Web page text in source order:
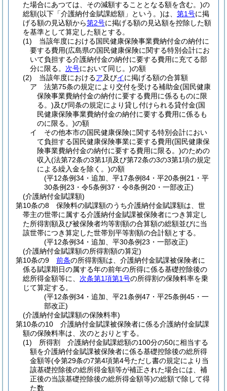
た場合にあつては、その減額することとなる額を含む。)の
総額(以下「介護納付金賦課総額」という。)は、 第1号に掲
げる額の見込額から第2号に掲げる額の見込額を控除した額
を基準として算定した額とする。
(1)
当該年度における国民健康保険事業費納付金の納付に
要する費用(広島県の国民健康保険に関する特別会計にお
いて負担する介護納付金の納付に要する費用に充てる部
分に限る。 次号において同じ。)の額
(2)
当該年度におけるア及びイに掲げる額の合算額
ア
法第75条の規定により交付を受ける補助金(国民健康
保険事業費納付金の納付に要する費用に係るものに限
る。)及び同条の規定により貸し付けられる貸付金(国
民健康保険事業費納付金の納付に要する費用に係るも
のに限る。)の額
イ
その他本市の国民健康保険に関する特別会計におい
て負担する国民健康保険事業に要する費用(国民健康保
険事業費納付金の納付に要する費用に限る。)のための
収入(法第72条の3第1項及び第72条の3の3第1項の規定
による繰入金を除く。)の額
(平12条例34・追加、平17条例84・平20条例21・平
30条例23・令5条例37・令8条例20・一部改正)
(介護納付金賦課額)
第10条の8
保険料の賦課額のうち介護納付金賦課額は、世
帯主の世帯に属する介護納付金賦課被保険者につき算定し
た所得割額及び被保険者均等割額の合算額の総額並びに当
該世帯につき算定した世帯別平等割額の合計額とする。
(平12条例34・追加、平30条例23・一部改正)
(介護納付金賦課額の所得割額の算定)
第10条の9
前条の所得割額は、介護納付金賦課被保険者に
係る賦課期日の属する年の前年の所得に係る基礎控除後の
総所得金額等に、 次条第1項第1号の所得割の保険料率を乗
じて算定する。
(平12条例34・追加、平21条例47・平25条例45・一
部改正)
(介護納付金賦課額の保険料率)
第10条の10
介護納付金賦課被保険者に係る介護納付金賦課
額の保険料率は、次のとおりとする。
(1)
所得割 介護納付金賦課総額の100分の50に相当する
額を介護納付金賦課被保険者に係る基礎控除後の総所得
金額等(令第29条の7第4項第4号ただし書の規定により当
該基礎控除後の総所得金額等が補正された場合には、補
正後の当該基礎控除後の総所得金額等)の総額で除して得
た数